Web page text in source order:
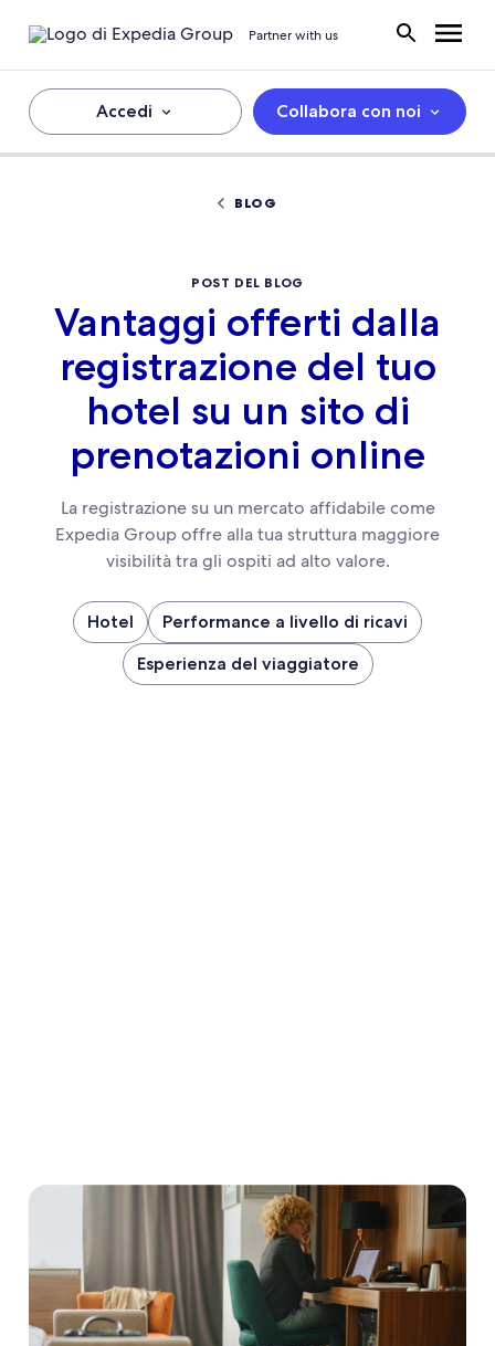
Partner with us
Accedi Collabora con noi
BLOG
POST DEL BLOG
Vantaggi offerti dalla
registrazione del tuo
hotel su un sito di
prenotazioni online
La registrazione su un mercato affidabile come
Expedia Group offre alla tua struttura maggiore
visibilità tra gli ospiti ad alto valore.
Hotel
Performance a livello di ricavi
Esperienza del viaggiatore